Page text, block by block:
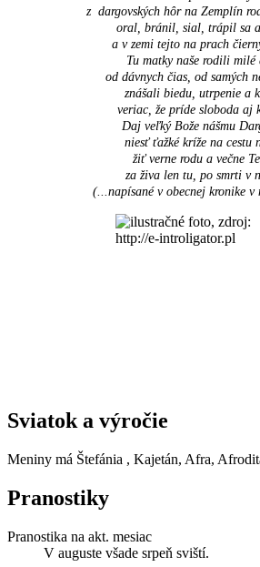
z dargovských hôr na Zemplín
oral, bránil, sial, trápil sa
a v zemi tejto na prach
Tu matky naše rodili milé
od dávnych čias, od samých
znášali biedu, utrpenie a
veriac, že príde sloboda aj
Daj veľký Bože nášmu
niesť ťažké kríže na cestu
žiť verne rodu a večne
za živa len tu, po smrti v
(...napísané v obecnej kronike v
Sviatok a výročie
Meniny má Štefánia , Kajetán, Afra,
Pranostiky
Pranostika na akt. mesiac
V auguste všade srpeň sviští.